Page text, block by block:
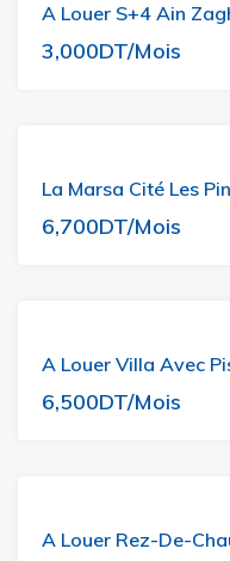
A Louer S+4 Ain
3,000DT/Mois
6,700DT/Mois
A Louer Villa Avec
6,500DT/Mois
A Louer Rez-De-